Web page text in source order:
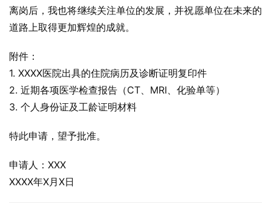
离岗后，我也将继续关注单位的发展，并祝愿单位在未来的
道路上取得更加辉煌的成就。
附件：
1. XXXX医院出具的住院病历及诊断证明复印件
2. 近期各项医学检查报告（CT、MRI、化验单等）
3. 个人身份证及工龄证明材料
特此申请，望予批准。
申请人：XXX
XXXX年X月X日